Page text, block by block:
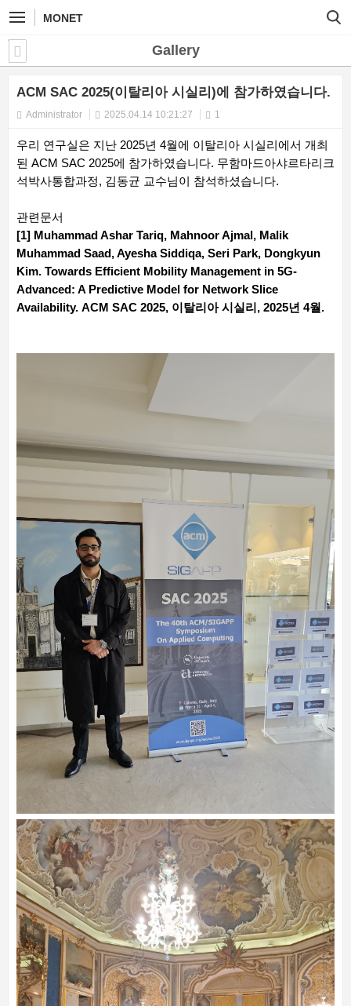
MONET
Gallery
ACM SAC 2025(이탈리아 시실리)에 참가하였습니다.
Administrator 2025.04.14 10:21:27 1
우리 연구실은 지난 2025년 4월에 이탈리아 시실리에서 개최
된 ACM SAC 2025에 참가하였습니다. 무함마드아샤르타리크
석박사통합과정, 김동균 교수님이 참석하셨습니다.
관련문서
[1] Muhammad Ashar Tariq, Mahnoor Ajmal, Malik
Muhammad Saad, Ayesha Siddiqa, Seri Park, Dongkyun
Kim. Towards Efficient Mobility Management in 5G-
Advanced: A Predictive Model for Network Slice
Availability. ACM SAC 2025, 이탈리아 시실리, 2025년 4월.